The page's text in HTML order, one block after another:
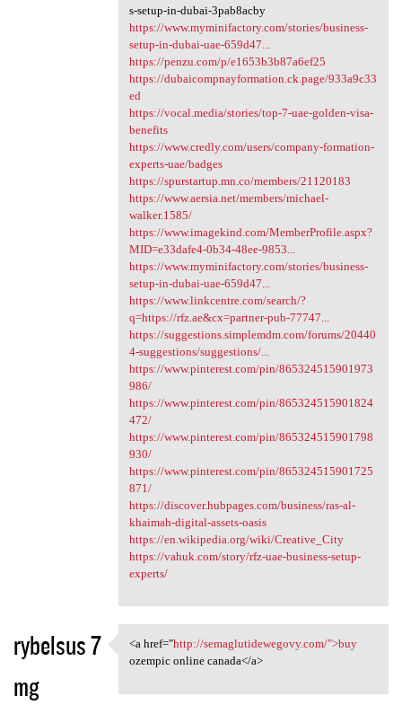
s-setup-in-dubai-3pab8acby
https://www.myminifactory.com/stories/business-
setup-in-dubai-uae-659d47...
https://penzu.com/p/e1653b3b87a6ef25
https://dubaicompnayformation.ck.page/933a9c33
ed
https://vocal.media/stories/top-7-uae-golden-visa-
benefits
https://www.credly.com/users/company-formation-
experts-uae/badges
https://spurstartup.mn.co/members/21120183
https://www.aersia.net/members/michael-
walker.1585/
https://www.imagekind.com/MemberProfile.aspx?
MID=e33dafe4-0b34-48ee-9853...
https://www.myminifactory.com/stories/business-
setup-in-dubai-uae-659d47...
https://www.linkcentre.com/search/?
q=https://rfz.ae&cx=partner-pub-77747...
https://suggestions.simplemdm.com/forums/20440
4-suggestions/suggestions/...
https://www.pinterest.com/pin/865324515901973
986/
https://www.pinterest.com/pin/865324515901824
472/
https://www.pinterest.com/pin/865324515901798
930/
https://www.pinterest.com/pin/865324515901725
871/
https://discover.hubpages.com/business/ras-al-
khaimah-digital-assets-oasis
https://en.wikipedia.org/wiki/Creative_City
https://vahuk.com/story/rfz-uae-business-setup-
experts/
rybelsus 7
mg
<a href="http:/
<a href="http://semaglutidewegovy.com/">buy
ozempic online canada</a>